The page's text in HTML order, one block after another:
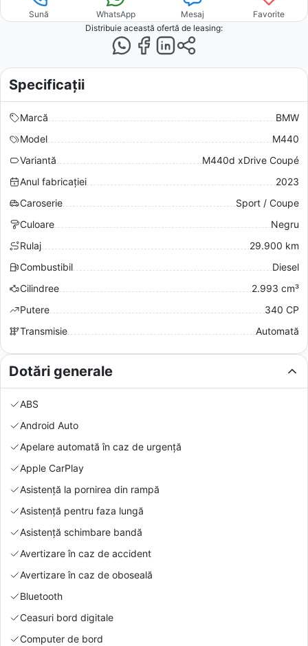
Sună WhatsApp Mesaj
Favorite
Distribuie această ofertă de leasing:
Specificații
Marcă
BMW
Model
M440
Variantă
M440d xDrive Coupé
Anul fabricației
2023
Caroserie
Sport / Coupe
Culoare
Negru
Rulaj
29.900 km
Combustibil
Diesel
Cilindree
2.993 cm³
Putere
340 CP
Transmisie
Automată
Dotări generale
ABS
Android Auto
Apelare automată în caz de urgență
Apple CarPlay
Asistență la pornirea din rampă
Asistență pentru faza lungă
Asistență schimbare bandă
Avertizare în caz de accident
Avertizare în caz de oboseală
Bluetooth
Ceasuri bord digitale
Computer de bord